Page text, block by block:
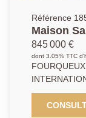
Référence
Maison
pièce(s)
845 000 €
dont 3.05% TTC
FOURQUEUX -
des TERRES
L'AGENCE